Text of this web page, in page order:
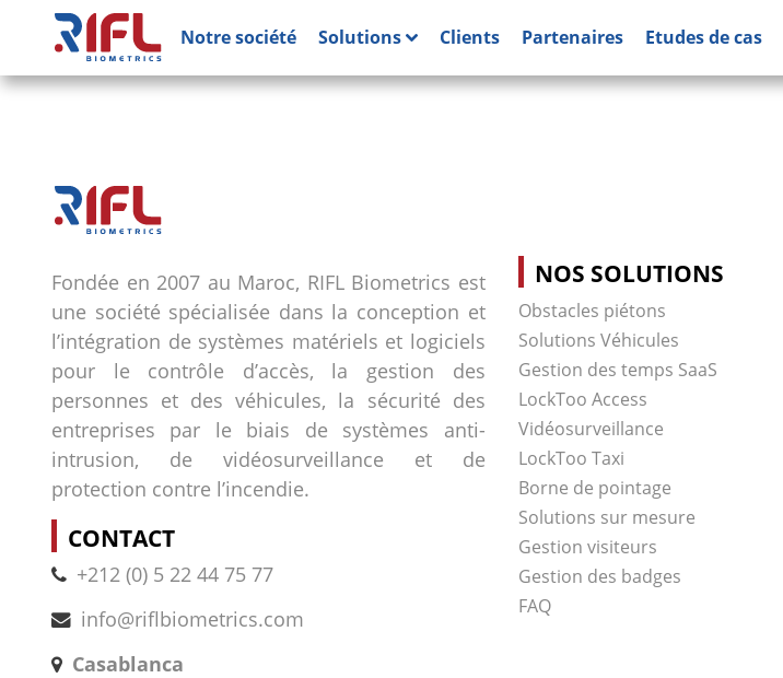
Notre société Solutions Clients Partenaires Etudes de cas
Fondée en 2007 au Maroc, RIFL Biometrics est
une société spécialisée dans la conception et
l’intégration de systèmes matériels et logiciels
pour le contrôle d’accès, la gestion des
personnes et des véhicules, la sécurité des
entreprises par le biais de systèmes anti-
intrusion, de vidéosurveillance et de
protection contre l’incendie.
CONTACT
+212 (0) 5 22 44 75 77
info@riflbiometrics.com
Casablanca
NOS SOLUTIONS
Obstacles piétons
Solutions Véhicules
Gestion des temps SaaS
LockToo Access
Vidéosurveillance
LockToo Taxi
Borne de pointage
Solutions sur mesure
Gestion visiteurs
Gestion des badges
FAQ